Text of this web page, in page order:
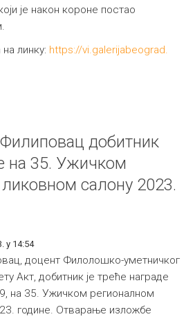
је након короне постао
линку: https://vi.galerijabeograd.
добитник
на 35. Ужичком
салону 2023.
у 14:54
доцент Филолошко-уметничког
Акт, добитник је треће награде
на 35. Ужичком регионалном
године. Отварање изложбе